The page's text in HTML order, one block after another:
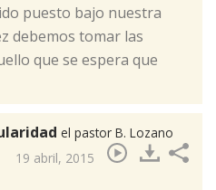
puesto bajo nuestra
debemos tomar las
que se espera que
el pastor B. Lozano
19 abril, 2015